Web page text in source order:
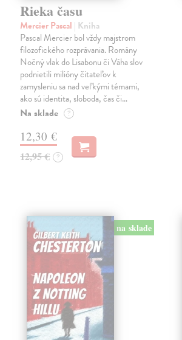
Rieka času
Mercier Pascal | Kniha
Pascal Mercier bol vždy majstrom
filozofického rozprávania. Romány
Nočný vlak do Lisabonu či Váha slov
podnietili milióny čitateľov k
zamysleniu sa nad veľkými témami,
ako sú identita, sloboda, čas či…
Na sklade ?
12,30 €
12,95 € ?
na sklade